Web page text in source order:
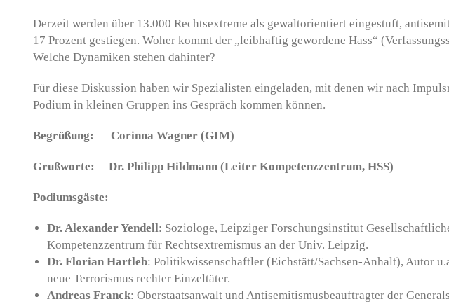
Derzeit werden über 13.000 Rechtsextreme als gewaltorientiert eingestuft,
17 Prozent gestiegen. Woher kommt der „leibhaftig gewordene Hass“
Welche Dynamiken stehen dahinter?
Für diese Diskussion haben wir Spezialisten eingeladen, mit denen wir nach
Podium in kleinen Gruppen ins Gespräch kommen können.
Begrüßung: Corinna Wagner (GIM)
Grußworte: Dr. Philipp Hildmann (Leiter Kompetenzzentrum, HSS)
Podiumsgäste:
Dr. Alexander Yendell: Soziologe, Leipziger Forschungsinstitut
Kompetenzzentrum für Rechtsextremismus an der Univ. Leipzig.
Dr. Florian Hartleb: Politikwissenschaftler (Eichstätt/Sachsen-Anhalt), Autor
neue Terrorismus rechter Einzeltäter.
Andreas Franck: Oberstaatsanwalt und Antisemitismusbeauftragter der